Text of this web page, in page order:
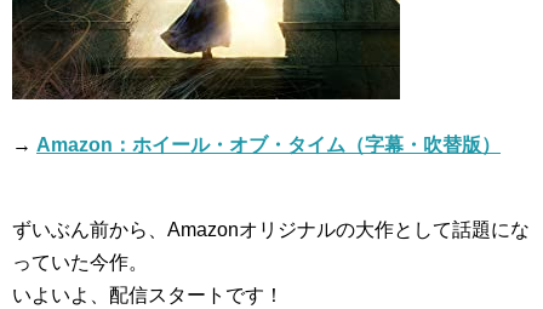
→ Amazon：ホイール・オブ・タイム（字幕・吹替版）
ずいぶん前から、Amazonオリジナルの大作として話題にな
っていた今作。
いよいよ、配信スタートです！